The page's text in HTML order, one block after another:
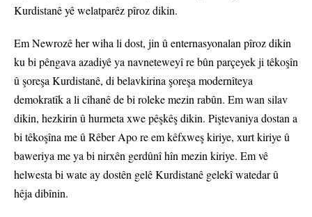
Kurdistanê yê welatparêz pîroz dikin.
Em Newrozê her wiha li dost, jin û enternasyonalan pîroz dikin
ku bi pêngava azadiyê ya navneteweyî re bûn parçeyek ji têkoşîn
û şoreşa Kurdistanê, di belavkirina şoreşa modernîteya
demokratîk a li cîhanê de bi roleke mezin rabûn. Em wan silav
dikin, hezkirin û hurmeta xwe pêşkêş dikin. Piştevaniya dostan a
bi têkoşîna me û Rêber Apo re em kêfxweş kiriye, xurt kiriye û
baweriya me ya bi nirxên gerdûnî hîn mezin kiriye. Em vê
helwesta bi wate ay dostên gelê Kurdistanê gelekî watedar û
hêja dibînin.